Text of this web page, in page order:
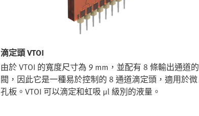
滴定頭 VTOI
由於 VTOI 的寬度尺寸為 9 mm，並配有 8 條輸出通道的
閥，因此它是一種易於控制的 8 通道滴定頭，適用於微
孔板。VTOI 可以滴定和虹吸 µl 級別的液量。